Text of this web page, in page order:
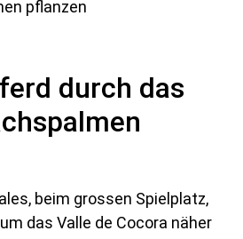
durch das
beim grossen Spielplatz,
das Valle de Cocora näher